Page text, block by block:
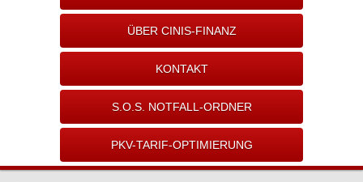
ÜBER CINIS-FINANZ
KONTAKT
S.O.S. NOTFALL-ORDNER
PKV-TARIF-OPTIMIERUNG